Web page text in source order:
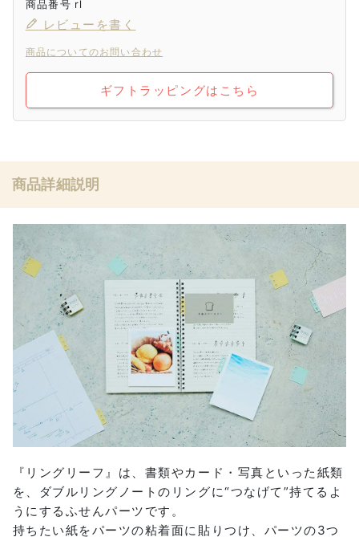
商品番号 rl
レビューを書く
商品についてのお問い合わせ
ギフトラッピングはこちら
商品詳細説明
『リングリーフ』は、書類やカード・写真といった紙類
を、ダブルリングノートのリングに“つなげて”持てるよ
うにするふせんパーツです。
持ちたい紙をパーツの粘着面に貼りつけ、パーツの3つ